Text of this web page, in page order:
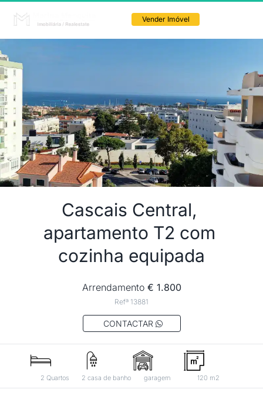
Vender Imóvel
Cascais Central,
apartamento T2 com
cozinha equipada
Arrendamento € 1.800
Refª 13881
CONTACTAR
2 Quartos 2 casa de banho garagem 120 m2